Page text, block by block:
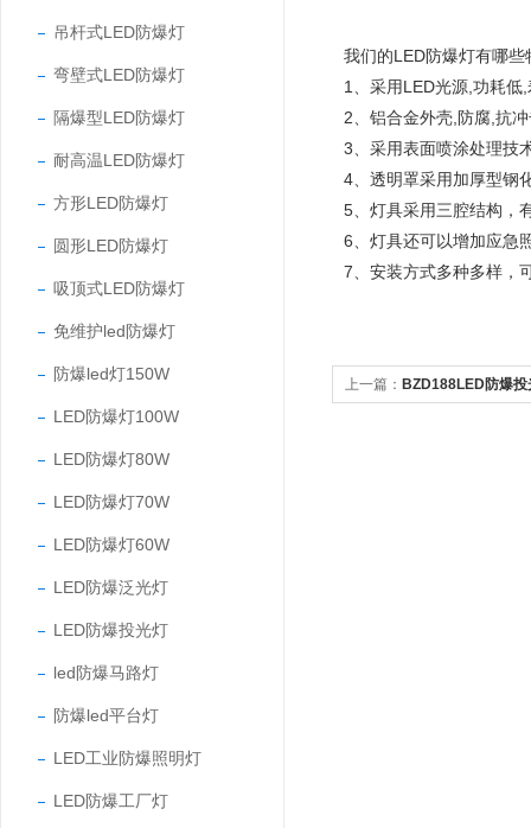
吊杆式LED防爆灯
弯壁式LED防爆灯
隔爆型LED防爆灯
耐高温LED防爆灯
方形LED防爆灯
圆形LED防爆灯
吸顶式LED防爆灯
免维护led防爆灯
防爆led灯150W
LED防爆灯100W
LED防爆灯80W
LED防爆灯70W
LED防爆灯60W
LED防爆泛光灯
LED防爆投光灯
led防爆马路灯
防爆led平台灯
LED工业防爆照明灯
LED防爆工厂灯
我们的LED防爆灯有哪
1、采用LED光源,功
2、铝合金外壳,防腐,
3、采用表面喷涂处理技
4、透明罩采用加厚型钢
5、灯具采用三腔结构，
6、灯具还可以增加应急
7、安装方式多种多样，
上一篇： BZD188LED防爆